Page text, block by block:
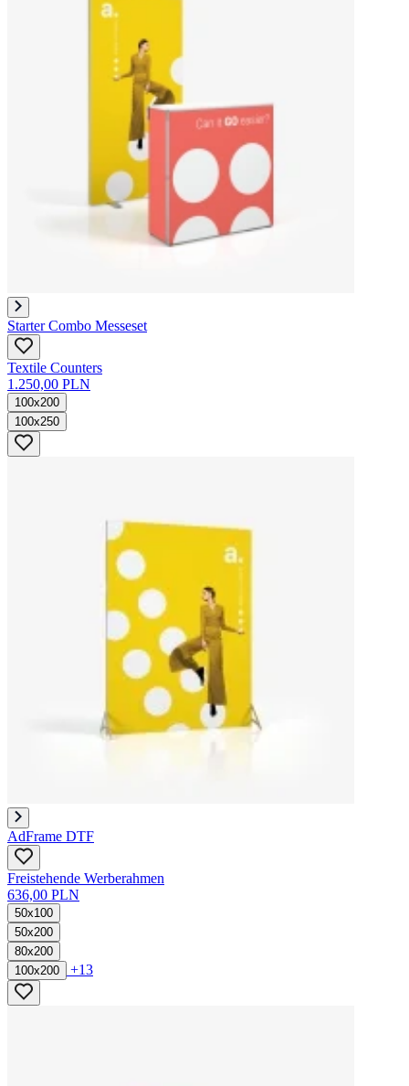
Starter Combo Messeset
Textile Counters
1.250,00 PLN
100x200
100x250
AdFrame DTF
Freistehende Werberahmen
636,00 PLN
50x100
50x200
80x200
100x200
+13